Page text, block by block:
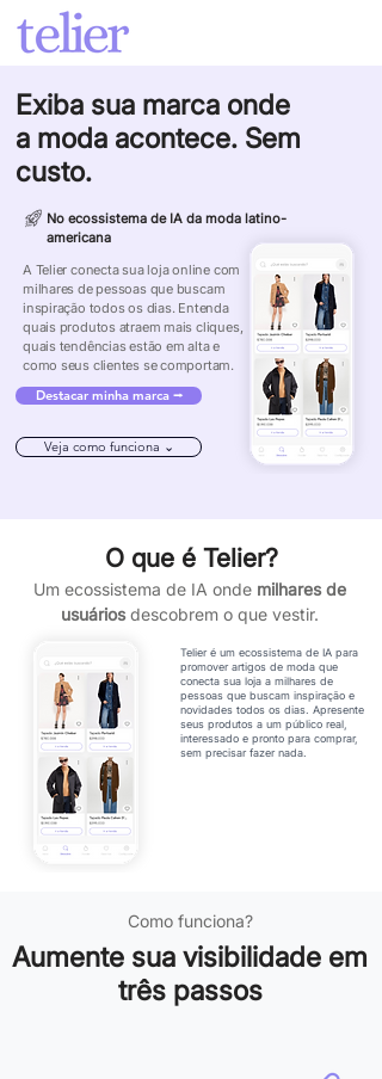
Exiba sua marca onde
a moda acontece. Sem
custo.
No ecossistema de IA da moda latino-
americana
A Telier conecta sua loja online com
milhares de pessoas que buscam
inspiração todos os dias. Entenda
quais produtos atraem mais cliques,
quais tendências estão em alta e
como seus clientes se comportam.
Destacar minha marca ⭢
Veja como funciona ⌄
O que é Telier?
Um ecossistema de IA onde milhares de
usuáriosdescobrem o que vestir.
Telier é um ecossistema de IA para
promover artigos de moda que
conecta sua loja a milhares de
pessoas que buscam inspiração e
novidades todos os dias. Apresente
seus produtos a um público real,
interessado e pronto para comprar,
sem precisar fazer nada.
Como funciona?
Aumente sua visibilidade em
três passos